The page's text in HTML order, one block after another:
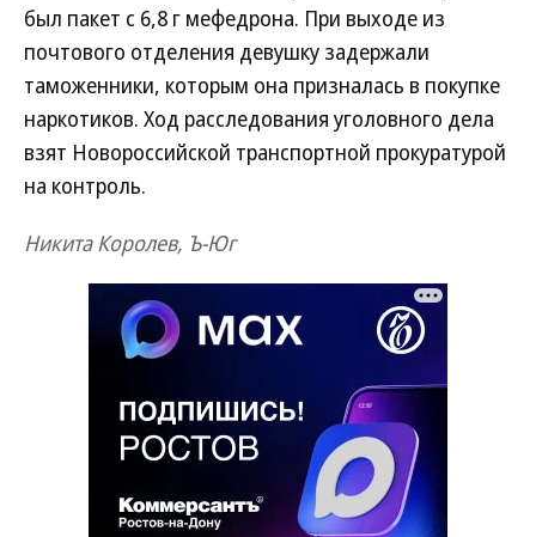
был пакет с 6,8 г мефедрона. При выходе из
почтового отделения девушку задержали
таможенники, которым она призналась в покупке
наркотиков. Ход расследования уголовного дела
взят Новороссийской транспортной прокуратурой
на контроль.
Никита Королев, Ъ-Юг